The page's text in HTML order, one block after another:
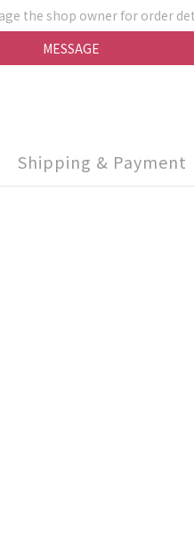
the shop owner for order
MESSAGE
Shipping & Payment